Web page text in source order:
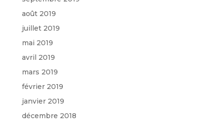
août 2019
juillet 2019
mai 2019
avril 2019
mars 2019
février 2019
janvier 2019
décembre 2018